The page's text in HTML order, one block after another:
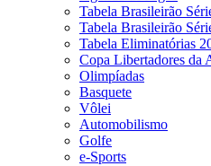
Tabela Brasileirão
Tabela Brasileirão
Tabela Eliminatórias
Copa Libertadores da
Olimpíadas
Basquete
Vôlei
Automobilismo
Golfe
e-Sports